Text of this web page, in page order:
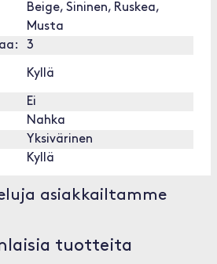
Beige, Sininen, Ruskea,
Musta
3
Kyllä
Ei
Nahka
Yksivärinen
Kyllä
asiakkailtamme
tuotteita